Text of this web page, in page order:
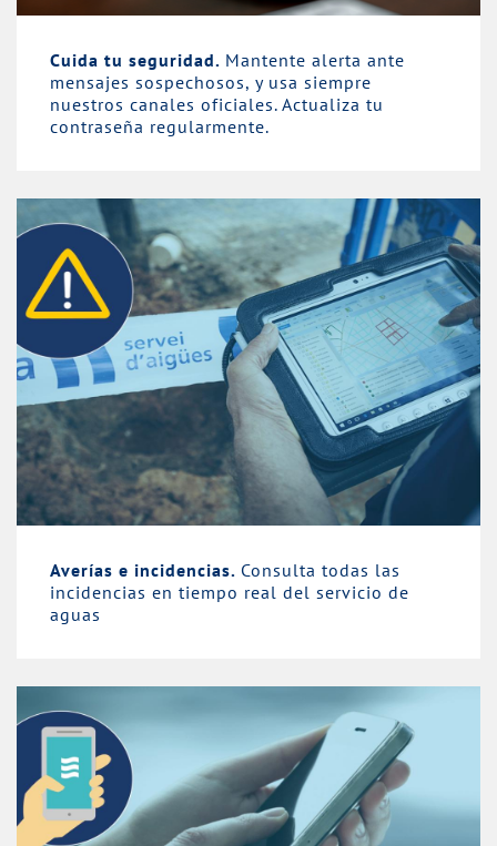
Cuida tu seguridad. Mantente alerta ante
mensajes sospechosos, y usa siempre
nuestros canales oficiales. Actualiza tu
contraseña regularmente.
Averías e incidencias. Consulta todas las
incidencias en tiempo real del servicio de
aguas